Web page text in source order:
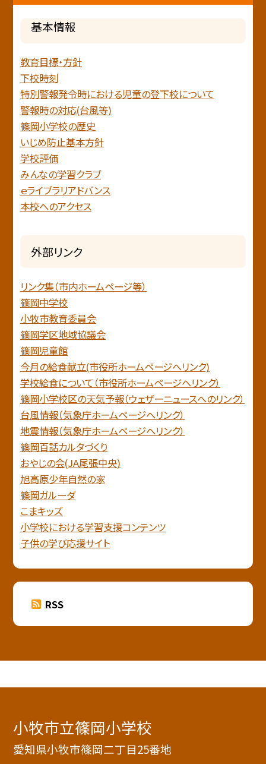
基本情報
教育目標・方針
下校時刻
特別警報発令時における児童の登下校について
警報時の対応(台風等)
篠岡小学校の歴史
いじめ防止基本方針
学校評価
みんなの学習クラブ
ｅライブラリアドバンス
本校へのアクセス
外部リンク
リンク集（市内ホームページ等）
篠岡中学校
小牧市教育委員会
篠岡学区地域協議会
篠岡児童館
今月の給食献立(市役所ホームページへリンク)
学校給食について（市役所ホームページへリンク）
篠岡小学校区の天気予報（ウェザーニュースへのリンク）
台風情報（気象庁ホームページへリンク）
地震情報（気象庁ホームページヘリンク）
篠岡百話カルタづくり
おやじの会(JA尾張中央)
旭高原少年自然の家
篠岡ガルーダ
こまキッズ
小学校における学習支援コンテンツ
子供の学び応援サイト
RSS
小牧市立篠岡小学校
愛知県小牧市篠岡二丁目25番地